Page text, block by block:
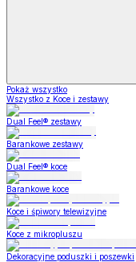
Pokaż wszystko
Wszystko z Koce i zestawy
Dual Feel® zestawy
Barankowe zestawy
Dual Feel® koce
Barankowe koce
Koce i śpiwory telewizyjne
Koce z mikropluszu
Dekoracyjne poduszki i poszewki